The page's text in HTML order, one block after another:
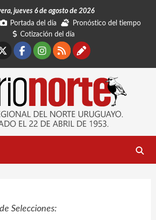
jueves 6 de agosto de 2026
Portada del día
Pronóstico del tiempo
Cotización del día
Facebook
Instagram
RSSContáctanos
Selecciones: